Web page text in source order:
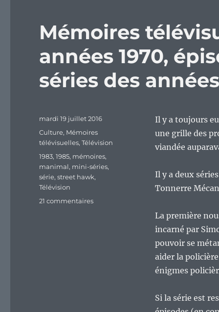
Mémoires
années 1970,
séries des
Il y a toujours
une grille des
viandée
Il y a deux
Tonnerre
La première
incarné par
pouvoir se
aider la
énigmes
Si la série est
Publié
mardi 19 juillet 2016
Catégories
Culture, Mémoires
télévisuelles,Télévision
Étiquettes
1983,1985, mémoires,
manimal, mini-séries,
série,street hawk,
Télévision
21 commentairessur